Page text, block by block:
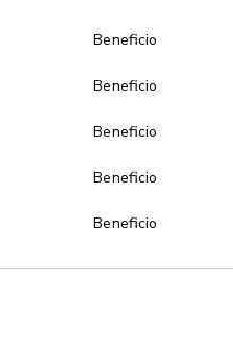
Beneficio
Beneficio
Beneficio
Beneficio
Beneficio